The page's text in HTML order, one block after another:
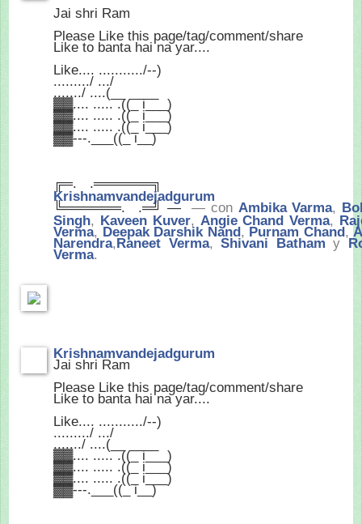
Jai shri Ram
Please Like this page/tag/comment/share
Like to banta hai na yar....
Like.... .........../--)
........./ .../
......./ ....(__ ____
▓▓.... ..... .((_ i___)
▓▓.... ..... .((_ i___)
▓▓.... ..... .((_ i___)
▓▓---.___((_ i__)
╔═.
.══════╗
Krishnamvandejadgurum
╚══════. .═╝ — — con Ambika Varma,
Singh, Kaveen Kuver, Angie Chand Verma,
Verma, Deepak Darshik Nand, Purnam Chand,
Narendra,Raneet Verma,Shivani Batham y
Verma.
Krishnamvandejadgurum
Jai shri Ram
Please Like this page/tag/comment/share
Like to banta hai na yar....
Like.... .........../--)
........./ .../
......./ ....(__ ____
▓▓.... ..... .((_ i___)
▓▓.... ..... .((_ i___)
▓▓.... ..... .((_ i___)
▓▓---.___((_ i__)